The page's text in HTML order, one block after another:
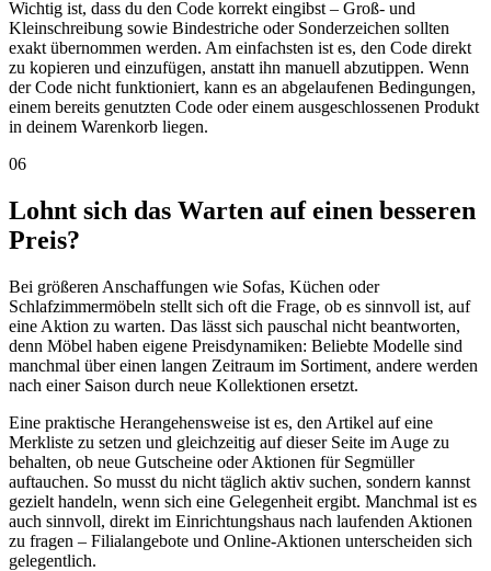
Wichtig ist, dass du den Code korrekt eingibst – Groß- und
Kleinschreibung sowie Bindestriche oder Sonderzeichen sollten
exakt übernommen werden. Am einfachsten ist es, den Code direkt
zu kopieren und einzufügen, anstatt ihn manuell abzutippen. Wenn
der Code nicht funktioniert, kann es an abgelaufenen Bedingungen,
einem bereits genutzten Code oder einem ausgeschlossenen Produkt
in deinem Warenkorb liegen.
06
Lohnt sich das Warten auf einen besseren
Preis?
Bei größeren Anschaffungen wie Sofas, Küchen oder
Schlafzimmermöbeln stellt sich oft die Frage, ob es sinnvoll ist, auf
eine Aktion zu warten. Das lässt sich pauschal nicht beantworten,
denn Möbel haben eigene Preisdynamiken: Beliebte Modelle sind
manchmal über einen langen Zeitraum im Sortiment, andere werden
nach einer Saison durch neue Kollektionen ersetzt.
Eine praktische Herangehensweise ist es, den Artikel auf eine
Merkliste zu setzen und gleichzeitig auf dieser Seite im Auge zu
behalten, ob neue Gutscheine oder Aktionen für Segmüller
auftauchen. So musst du nicht täglich aktiv suchen, sondern kannst
gezielt handeln, wenn sich eine Gelegenheit ergibt. Manchmal ist es
auch sinnvoll, direkt im Einrichtungshaus nach laufenden Aktionen
zu fragen – Filialangebote und Online-Aktionen unterscheiden sich
gelegentlich.